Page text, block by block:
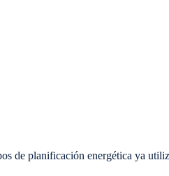
de planificación energética ya